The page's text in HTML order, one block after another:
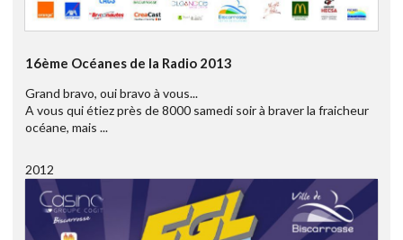
16ème Océanes de la Radio 2013
Grand bravo, oui bravo à vous...
A vous qui étiez près de 8000 samedi soir à braver la fraicheur
océane, mais ...
2012